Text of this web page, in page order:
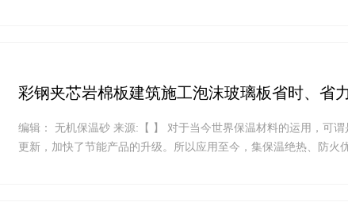
彩钢夹芯岩棉板建筑施工泡沫玻璃板省时、省
编辑： 无机保温砂 来源:【 】 对于当今世界保温材料的运用，可
更新，加快了节能产品的升级。所以应用至今，集保温绝热、防火